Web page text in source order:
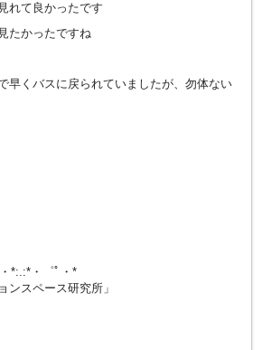
れて良かったです
たかったですね
早くバスに戻られていましたが、勿体ない
*:.:*・゜ﾟ・*
ンスペース研究所」